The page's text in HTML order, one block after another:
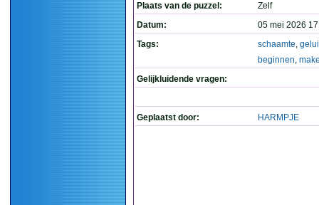
Plaats van de puzzel:
Zelf
Datum:
05 mei 2026
Tags:
schaamte,
beginnen,
Gelijkluidende vragen:
Geplaatst door: HARMPJE